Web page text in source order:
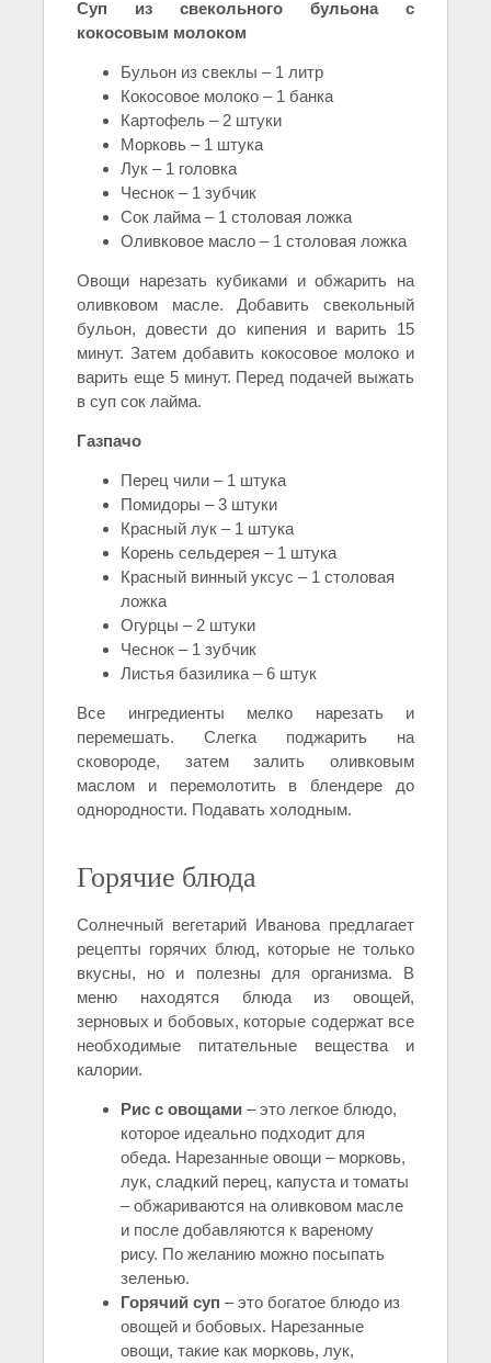
Суп из свекольного бульона с
кокосовым молоком
Бульон из свеклы – 1 литр
Кокосовое молоко – 1 банка
Картофель – 2 штуки
Морковь – 1 штука
Лук – 1 головка
Чеснок – 1 зубчик
Сок лайма – 1 столовая ложка
Оливковое масло – 1 столовая ложка
Овощи нарезать кубиками и обжарить на
оливковом масле. Добавить свекольный
бульон, довести до кипения и варить 15
минут. Затем добавить кокосовое молоко и
варить еще 5 минут. Перед подачей выжать
в суп сок лайма.
Газпачо
Перец чили – 1 штука
Помидоры – 3 штуки
Красный лук – 1 штука
Корень сельдерея – 1 штука
Красный винный уксус – 1 столовая
ложка
Огурцы – 2 штуки
Чеснок – 1 зубчик
Листья базилика – 6 штук
Все ингредиенты мелко нарезать и
перемешать. Слегка поджарить на
сковороде, затем залить оливковым
маслом и перемолотить в блендере до
однородности. Подавать холодным.
Горячие блюда
Солнечный вегетарий Иванова предлагает
рецепты горячих блюд, которые не только
вкусны, но и полезны для организма. В
меню находятся блюда из овощей,
зерновых и бобовых, которые содержат все
необходимые питательные вещества и
калории.
Рис с овощами – это легкое блюдо,
которое идеально подходит для
обеда. Нарезанные овощи – морковь,
лук, сладкий перец, капуста и томаты
– обжариваются на оливковом масле
и после добавляются к вареному
рису. По желанию можно посыпать
зеленью.
Горячий суп – это богатое блюдо из
овощей и бобовых. Нарезанные
овощи, такие как морковь, лук,